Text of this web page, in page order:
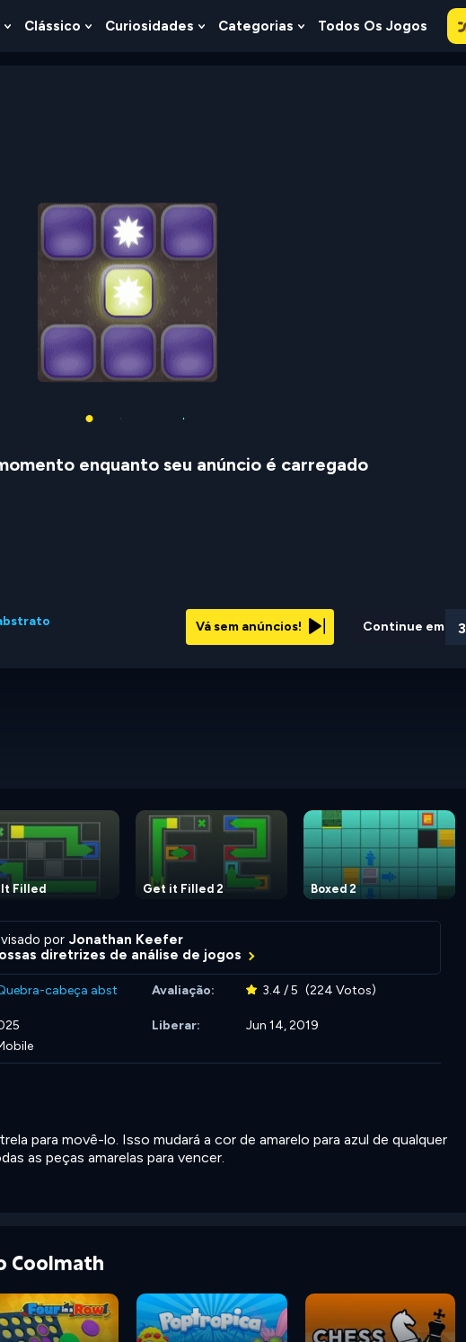
Show
Clássico Show
Curiosidades Show
Categorias Show
Todos Os Jogos
enquanto seu anúncio é carregado
Continue em 3
Vá sem anúncios!
Filled Get it Filled 2 Boxed 2
por Jonathan Keefer
diretrizes de análise de jogos
cabeça abst
Avaliação: 3.4 / 5 (224 Votos)
Liberar:
Jun 14, 2019
para movê-lo. Isso mudará a cor de amarelo para azul de qualquer
as peças amarelas para vencer.
Coolmath